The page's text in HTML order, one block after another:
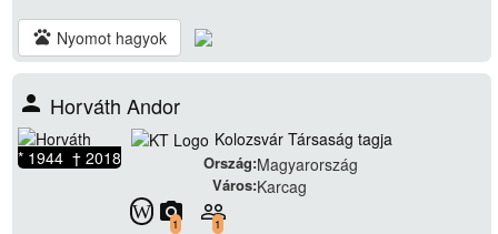
pets Nyomot hagyok
person Horváth Andor
* 1944 † 2018
Kolozsvár Társaság tagja
Ország:Magyarország
Város:Karcag
W camera_alt
1 people_outline
1